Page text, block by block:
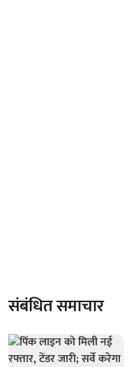
संबंधित समाचार